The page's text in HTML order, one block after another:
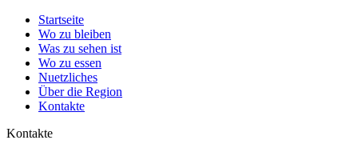
Startseite
Wo zu bleiben
Was zu sehen ist
Wo zu essen
Nuetzliches
Über die Region
Kontakte
Kontakte